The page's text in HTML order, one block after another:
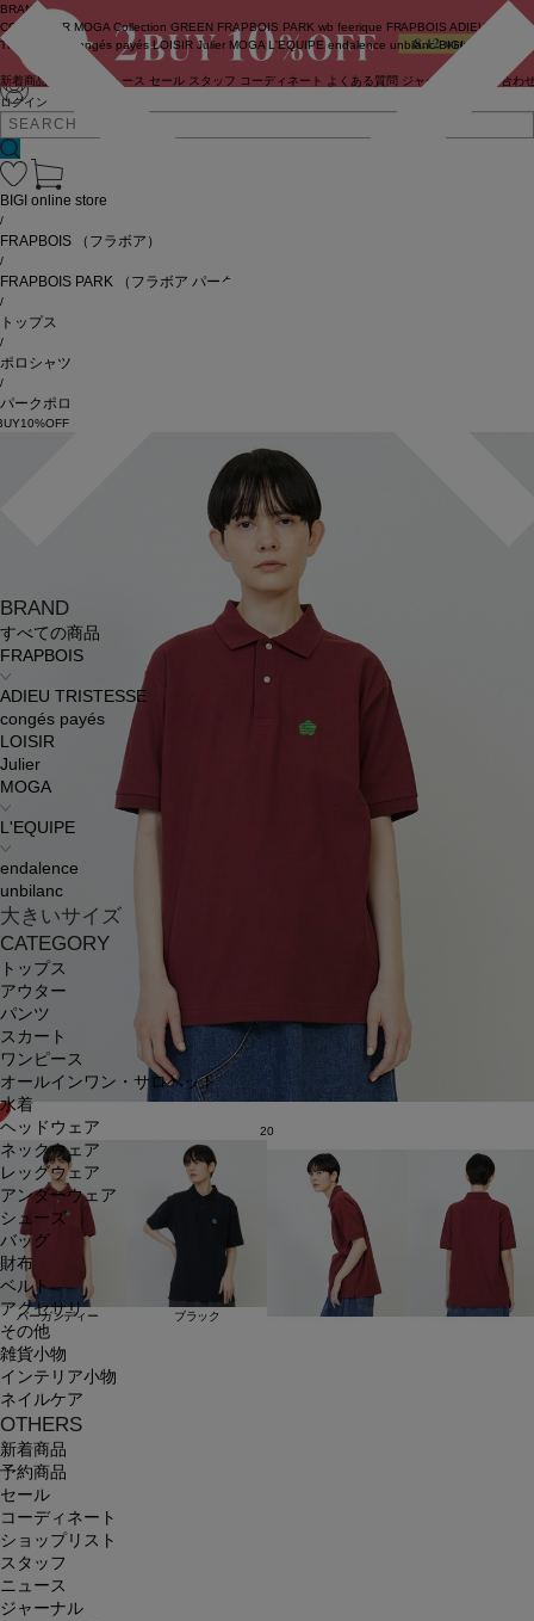
ログイン
BRAND
COUTURIER MOGA Collection GREEN FRAPBOIS PARK wb feerique FRAPBOIS ADIEU
TRISTESSE
congés payés LOISIR Julier MOGA L'EQUIPE endalence unbilanc BIGI online store
新着商品 ニュース セール スタッフ コーディネート よくある質問 ジャーナル お問い合わ
BRAND
すべての商品
FRAPBOIS
ADIEU TRISTESSE
congés payés
LOISIR
Julier
MOGA
L'EQUIPE
endalence
unbilanc
大きいサイズ
CATEGORY
トップス
アウター
パンツ
スカート
ワンピース
オールインワン・サロペット
水着
ヘッドウェア
ネックウェア
レッグウェア
アンダーウェア
シューズ
バッグ
財布
ベルト
アクセサリ
その他
雑貨小物
インテリア小物
ネイルケア
OTHERS
新着商品
予約商品
セール
コーディネート
ショップリスト
スタッフ
ニュース
ジャーナル
BIGI online store
/
FRAPBOIS （フラボア）
/
FRAPBOIS PARK （フラボア パーク）
/
トップス
/
ポロシャツ
/
パークポロ
20
バーガンディー ブラック